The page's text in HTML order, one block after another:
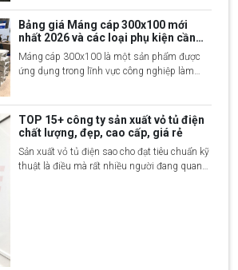
Bảng giá Máng cáp 300x100 mới
nhất 2026 và các loại phụ kiện cần
thiết
Máng cáp 300x100 là một sản phẩm được
ứng dụng trong lĩnh vực công nghiệp làm
từ nhiều vật liệu và có giá thành khác nhau.
Bài viết sau hãy cùng 2DE Việt Nam khám
TOP 15+ công ty sản xuất vỏ tủ điện
chất lượng, đẹp, cao cấp, giá rẻ
Sản xuất vỏ tủ điện sao cho đạt tiêu chuẩn kỹ
thuật là điều mà rất nhiều người đang quan